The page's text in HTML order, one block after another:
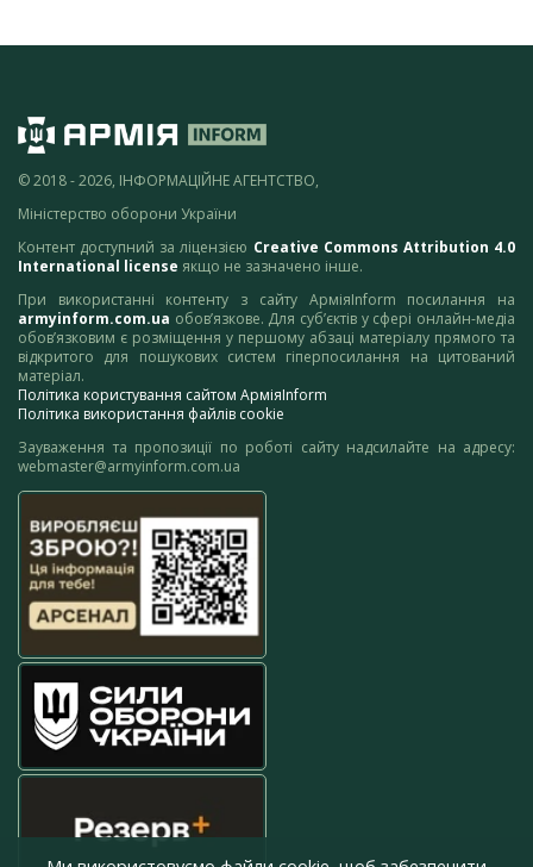
© 2018 - 2026, ІНФОРМАЦІЙНЕ АГЕНТСТВО,
Міністерство оборони України
Контент доступний за ліцензією Creative Commons Attribution 4.0
International license якщо не зазначено інше.
При використанні контенту з сайту АрміяInform посилання на
armyinform.com.ua обов’язкове. Для суб’єктів у сфері онлайн-медіа
обов’язковим є розміщення у першому абзаці матеріалу прямого та
відкритого для пошукових систем гіперпосилання на цитований
матеріал.
Політика користування сайтом АрміяInform
Політика використання файлів cookie
Зауваження та пропозиції по роботі сайту надсилайте на адресу:
webmaster@armyinform.com.ua